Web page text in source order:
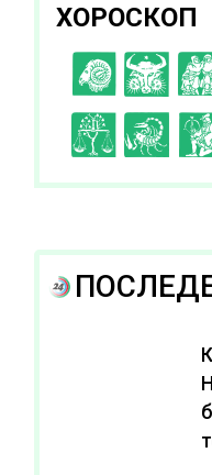
ХОРОСКОП
C D
I J